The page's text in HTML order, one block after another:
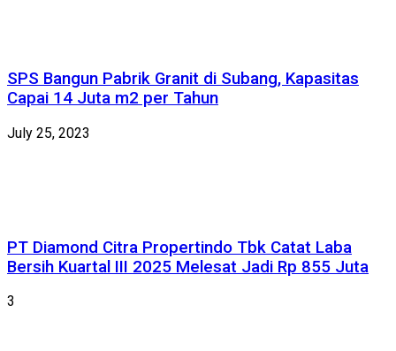
SPS Bangun Pabrik Granit di Subang, Kapasitas
Capai 14 Juta m2 per Tahun
July 25, 2023
PT Diamond Citra Propertindo Tbk Catat Laba
Bersih Kuartal III 2025 Melesat Jadi Rp 855 Juta
3